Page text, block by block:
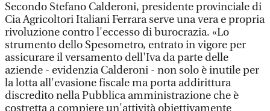
Secondo Stefano Calderoni, presidente provinciale di
Cia Agricoltori Italiani Ferrara serve una vera e propria
rivoluzione contro l'eccesso di burocrazia. «Lo
strumento dello Spesometro, entrato in vigore per
assicurare il versamento dell'Iva da parte delle
aziende - evidenzia Calderoni - non solo è inutile per
la lotta all'evasione fiscale ma porta addirittura
discredito nella Pubblica amministrazione che è
costretta a compiere un'attività obiettivamente